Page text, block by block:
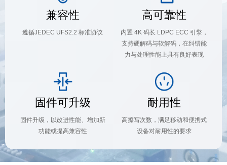
兼容性
遵循JEDEC UFS2.2 标准协议
高可靠性
内置 4K 码长 LDPC ECC 引擎，
支持硬解码与软解码，在纠错能
力与处理性能上具有良好表现
固件可升级
固件升级，以改进性能、增加新
功能或提高兼容性
耐用性
高擦写次数，满足移动和便携式
设备对耐用性的要求